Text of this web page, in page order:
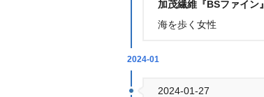
加茂繊維『BSファイン』
海を歩く女性
2024-01
2024-01-27